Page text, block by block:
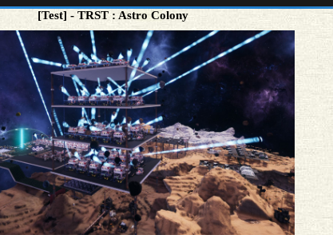
[Test] - TRST : Astro Colony